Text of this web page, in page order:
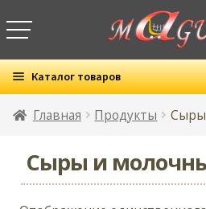
Каталог товаров
Все товары
Бытовая химия
Главная Продукты Сыры
Сыры и